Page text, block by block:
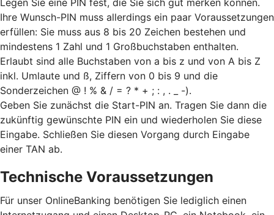
Ihre Wunsch-PIN muss allerdings ein paar Voraussetzungen
erfüllen: Sie muss aus 8 bis 20 Zeichen bestehen und
mindestens 1 Zahl und 1 Großbuchstaben enthalten.
Erlaubt sind alle Buchstaben von a bis z und von A bis Z
inkl. Umlaute und ß, Ziffern von 0 bis 9 und die
Sonderzeichen @ ! % & / = ? * + ; : , . _ -).
Geben Sie zunächst die Start-PIN an. Tragen Sie dann die
zukünftig gewünschte PIN ein und wiederholen Sie diese
Eingabe. Schließen Sie diesen Vorgang durch Eingabe
einer TAN ab.
Technische Voraussetzungen
Für unser OnlineBanking benötigen Sie lediglich einen